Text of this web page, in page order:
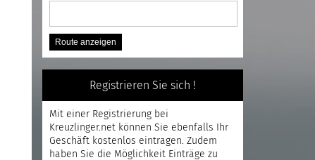
Registrieren Sie sich !
Mit einer Registrierung bei
Kreuzlinger.net können Sie ebenfalls Ihr
Geschäft kostenlos eintragen. Zudem
haben Sie die Möglichkeit Einträge zu